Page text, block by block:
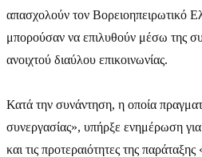
απασχολούν τον Βορειοηπειρωτικό
μπορούσαν να επιλυθούν μέσω της
ανοιχτού διαύλου επικοινωνίας.
Κατά την συνάντηση, η οποία
συνεργασίας», υπήρξε ενημέρωση
και τις προτεραιότητες της